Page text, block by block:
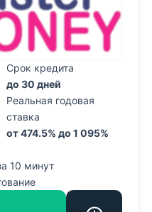
Срок кредита
до 30 дней
Реальная годовая
ставка
от 474.5% до 1 095%
10 минут